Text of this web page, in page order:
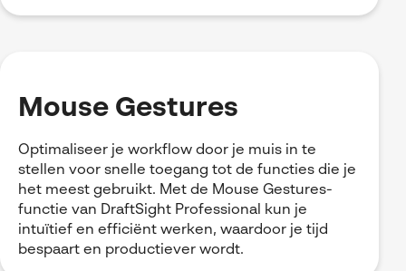
Mouse Gestures
Optimaliseer je workflow door je muis in te
stellen voor snelle toegang tot de functies die je
het meest gebruikt. Met de Mouse Gestures-
functie van DraftSight Professional kun je
intuïtief en efficiënt werken, waardoor je tijd
bespaart en productiever wordt.